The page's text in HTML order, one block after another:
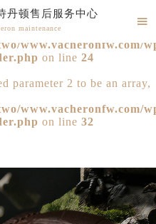
1 to be array, null
www.vacheronfw.com/
on line 24
parameter 2 to be an array,
www.vacheronfw.com/
on line 32
丹顿售后服务中心
maintenance

竭诚为您服务！